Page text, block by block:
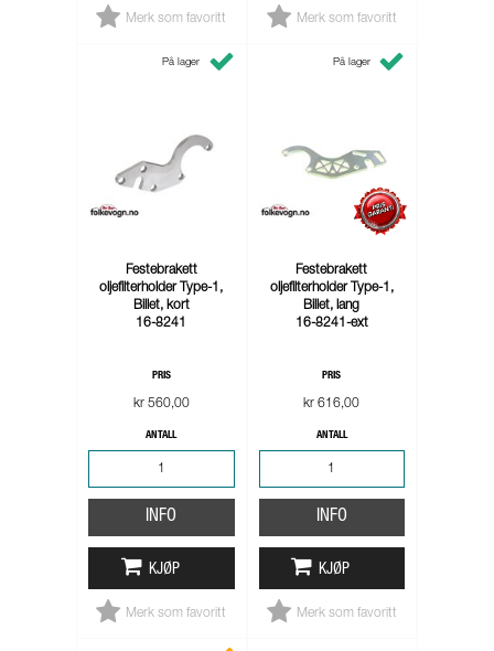
Merk som favoritt Merk som favoritt
På lager
Festebrakett
oljefilterholder Type-1,
Billet, kort
16-8241
PRIS
kr 560,00
ANTALL
INFO
KJØP
Merk som favoritt
På lager
Festebrakett
oljefilterholder Type-1,
Billet, lang
16-8241-ext
PRIS
kr 616,00
ANTALL
INFO
KJØP
Merk som favoritt